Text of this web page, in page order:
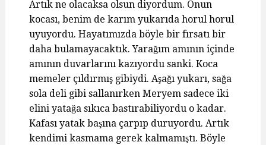
Artık ne olacaksa olsun diyordum. Onun
kocası, benim de karım yukarıda horul horul
uyuyordu. Hayatımızda böyle bir fırsatı bir
daha bulamayacaktık. Yarağım amının içinde
amının duvarlarını kazıyordu sanki. Koca
memeler çıldırmış gibiydi. Aşağı yukarı, sağa
sola deli gibi sallanırken Meryem sadece iki
elini yatağa sıkıca bastırabiliyordu o kadar.
Kafası yatak başına çarpıp duruyordu. Artık
kendimi kasmama gerek kalmamıştı. Böyle